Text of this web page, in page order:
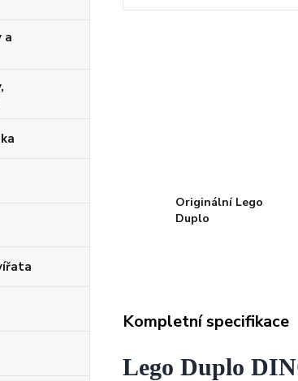
a
Originální Lego
Duplo
Kompletní specifikace
Lego Duplo